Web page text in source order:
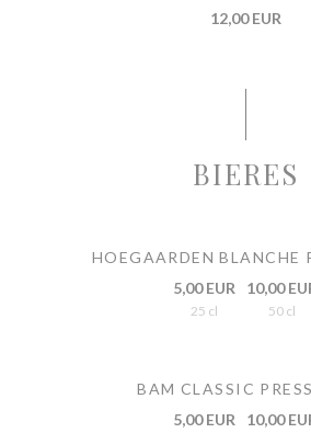
12,00 EUR
BIERES
HOEGAARDEN BLANCHE
5,00 EUR
25 cl
10,00
50 cl
BAM CLASSIC
5,00 EUR
10,00